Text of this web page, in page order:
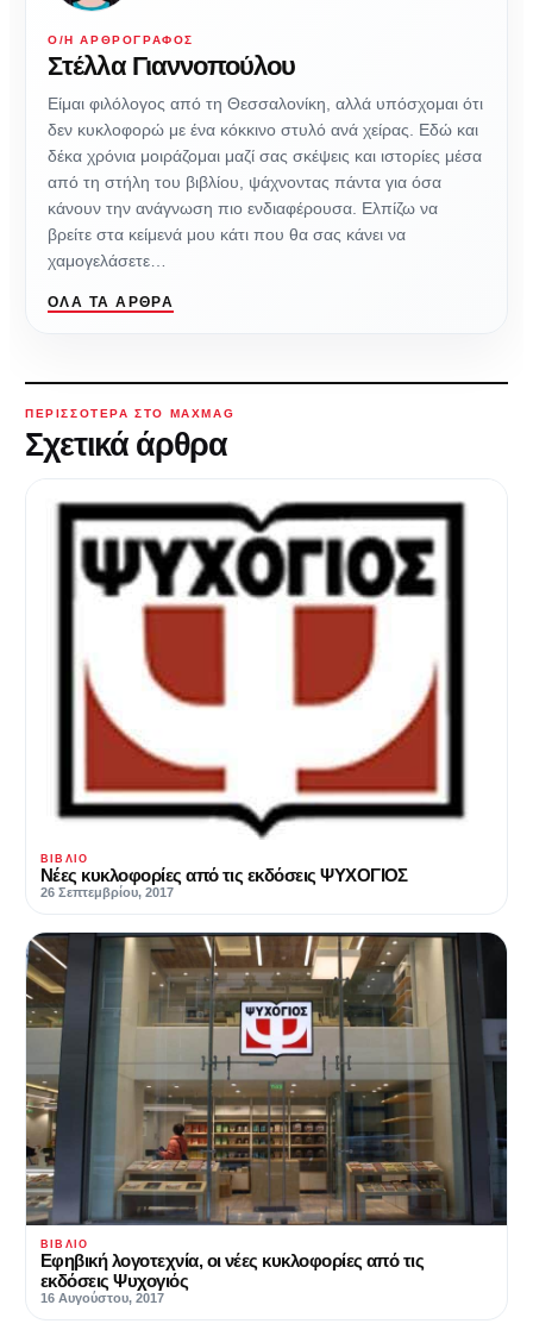
Ο/Η ΑΡΘΡΟΓΡΆΦΟΣ
Στέλλα Γιαννοπούλου
Είμαι φιλόλογος από τη Θεσσαλονίκη, αλλά υπόσχομαι ότι
δεν κυκλοφορώ με ένα κόκκινο στυλό ανά χείρας. Εδώ και
δέκα χρόνια μοιράζομαι μαζί σας σκέψεις και ιστορίες μέσα
από τη στήλη του βιβλίου, ψάχνοντας πάντα για όσα
κάνουν την ανάγνωση πιο ενδιαφέρουσα. Ελπίζω να
βρείτε στα κείμενά μου κάτι που θα σας κάνει να
χαμογελάσετε…
ΌΛΑ ΤΑ ΆΡΘΡΑ
ΠΕΡΙΣΣΌΤΕΡΑ ΣΤΟ MAXMAG
Σχετικά άρθρα
ΒΙΒΛΊΟ
Νέες κυκλοφορίες από τις εκδόσεις ΨΥΧΟΓΙΟΣ
26 Σεπτεμβρίου, 2017
ΒΙΒΛΊΟ
Εφηβική λογοτεχνία, οι νέες κυκλοφορίες από τις
εκδόσεις Ψυχογιός
16 Αυγούστου, 2017